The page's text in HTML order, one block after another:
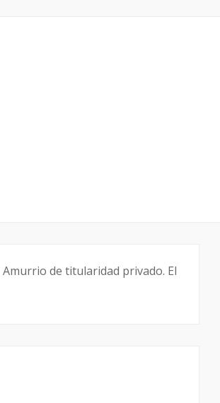
de titularidad privado. El